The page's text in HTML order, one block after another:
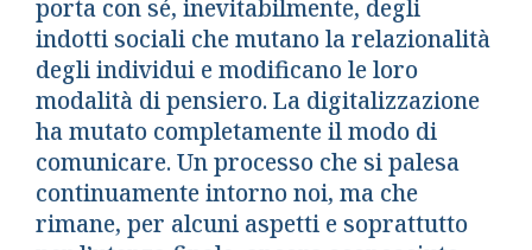
porta con sé, inevitabilmente, degli
indotti sociali che mutano la relazionalità
degli individui e modificano le loro
modalità di pensiero. La digitalizzazione
ha mutato completamente il modo di
comunicare. Un processo che si palesa
continuamente intorno noi, ma che
rimane, per alcuni aspetti e soprattutto